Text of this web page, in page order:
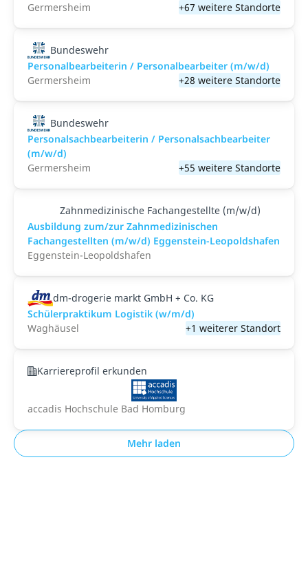
Germersheim
+67 weitere Standorte
Bundeswehr
Personalbearbeiterin / Personalbearbeiter (m/w/d)
Germersheim
+28 weitere Standorte
Bundeswehr
Personalsachbearbeiterin / Personalsachbearbeiter
(m/w/d)
Germersheim
+55 weitere Standorte
Zahnmedizinische Fachangestellte (m/w/d)
Ausbildung zum/zur Zahnmedizinischen
Fachangestellten (m/w/d) Eggenstein-Leopoldshafen
Eggenstein-Leopoldshafen
dm-drogerie markt GmbH + Co. KG
Schülerpraktikum Logistik (w/m/d)
Waghäusel
+1 weiterer Standort
Karriereprofil erkunden
accadis Hochschule Bad Homburg
Mehr laden